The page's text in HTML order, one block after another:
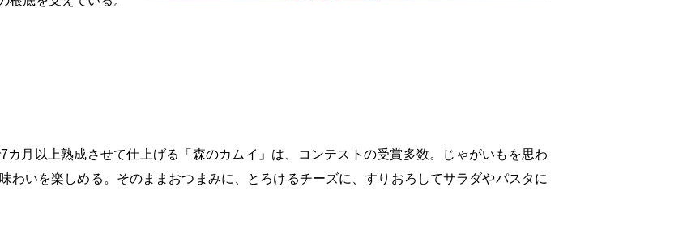
月以上熟成させて仕上げる「森のカムイ」は、コンテストの受賞多数。じゃがいもを思わ
わいを楽しめる。そのままおつまみに、とろけるチーズに、すりおろしてサラダやパスタに